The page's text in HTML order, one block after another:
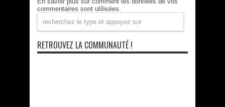
commentaires sont utilisées.
RETROUVEZ LA COMMUNAUTÉ !